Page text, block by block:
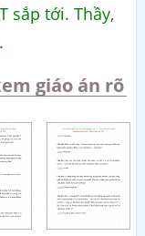
sắp tới. Thầy,
giáo án rõ